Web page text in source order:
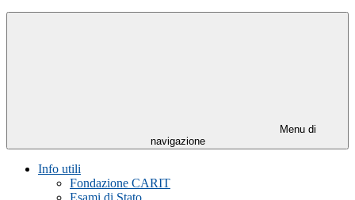
Menu di
navigazione
Info utili
Fondazione CARIT